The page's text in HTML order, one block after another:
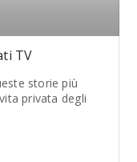
TV
storie più
privata degli